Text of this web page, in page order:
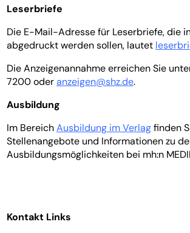
Leserbriefe
Die E-Mail-Adresse für Leserbriefe, die
abgedruckt werden sollen, lautet
Die Anzeigenannahme erreichen Sie
7200 oderanzeigen@shz.de.
Ausbildung
Im BereichAusbildung im Verlagfinden
Stellenangebote und Informationen zu
Ausbildungsmöglichkeiten bei mh:n
Kontakt Links